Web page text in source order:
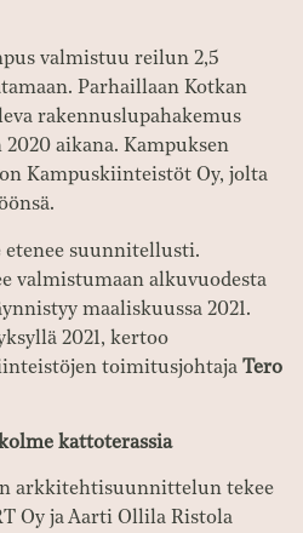
valmistuu reilun 2,5
Parhaillaan Kotkan
rakennuslupahakemus
aikana. Kampuksen
Kampuskiinteistöt Oy, jolta
suunnitellusti.
valmistumaan alkuvuodesta
maaliskuussa 2021.
2021, kertoo
toimitusjohtaja Tero
kattoterassia
arkkitehtisuunnittelun tekee
Oy ja Aarti Ollila Ristola